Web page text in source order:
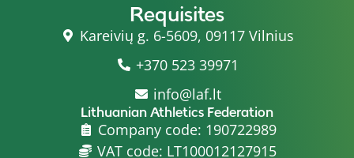
Requisites
Kareivių g. 6-5609, 09117 Vilnius
+370 523 39971
info@laf.lt
Lithuanian Athletics Federation
Company code: 190722989
VAT code: LT100012127915